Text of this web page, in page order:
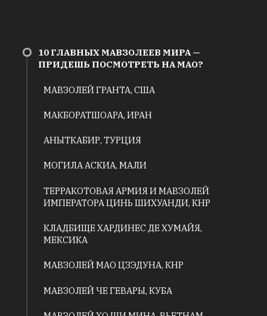
10 ГЛАВНЫХ МАВЗОЛЕЕВ МИРА —
ПРИДЕШЬ ПОСМОТРЕТЬ НА МАО?
МАВЗОЛЕЙ ГРАНТА, США
МАКБОРАТШОАРА, ИРАН
АНЫТКАБИР, ТУРЦИЯ
МОГИЛА АСКИА, МАЛИ
ТЕРРАКОТОВАЯ АРМИЯ И МАВЗОЛЕЙ
ИМПЕРАТОРА ЦИНЬ ШИХУАНДИ, КНР
КЛАДБИЩЕ ХАРДИНЕС ДЕ ХУМАЙЯ,
МЕКСИКА
МАВЗОЛЕЙ МАО ЦЗЭДУНА, КНР
МАВЗОЛЕЙ ЧЕ ГЕВАРЫ, КУБА